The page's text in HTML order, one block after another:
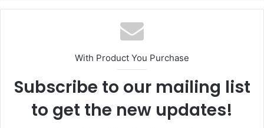
With Product You Purchase
Subscribe to our mailing list
to get the new updates!